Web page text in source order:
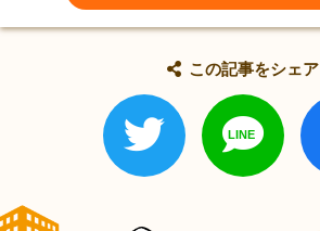
この記事をシェア